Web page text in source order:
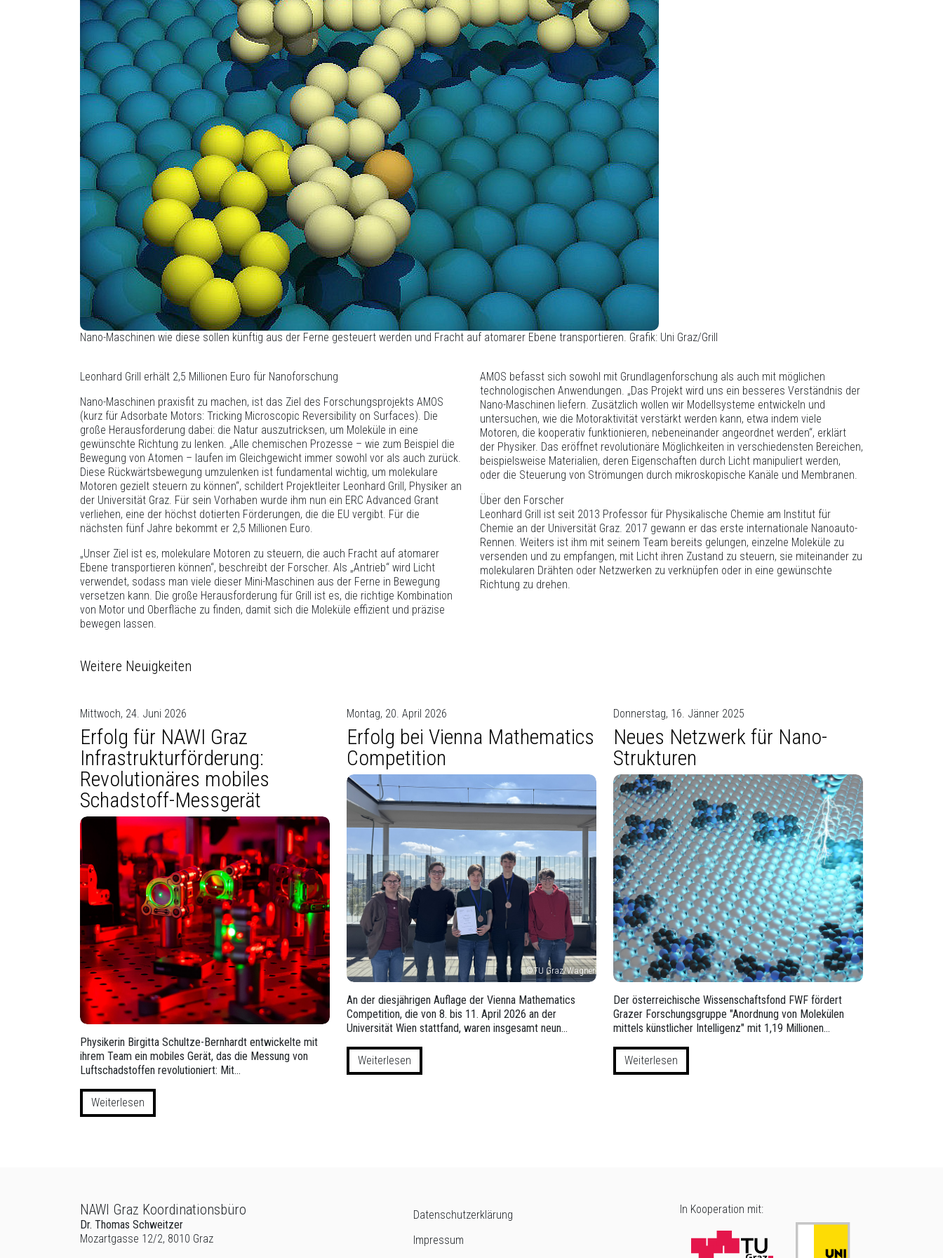
Nano-Maschinen wie diese sollen künftig aus der Ferne gesteuert werden und Fracht auf atomarer Ebene transportieren. Grafik: Uni Graz/Grill
Leonhard Grill erhält 2,5 Millionen Euro für Nanoforschung
Nano-Maschinen praxisfit zu machen, ist das Ziel des Forschungsprojekts AMOS
(kurz für Adsorbate Motors: Tricking Microscopic Reversibility on Surfaces). Die
große Herausforderung dabei: die Natur auszutricksen, um Moleküle in eine
gewünschte Richtung zu lenken. „Alle chemischen Prozesse – wie zum Beispiel die
Bewegung von Atomen – laufen im Gleichgewicht immer sowohl vor als auch zurück.
Diese Rückwärtsbewegung umzulenken ist fundamental wichtig, um molekulare
Motoren gezielt steuern zu können“, schildert Projektleiter Leonhard Grill, Physiker an
der Universität Graz. Für sein Vorhaben wurde ihm nun ein ERC Advanced Grant
verliehen, eine der höchst dotierten Förderungen, die die EU vergibt. Für die
nächsten fünf Jahre bekommt er 2,5 Millionen Euro.
„Unser Ziel ist es, molekulare Motoren zu steuern, die auch Fracht auf atomarer
Ebene transportieren können“, beschreibt der Forscher. Als „Antrieb“ wird Licht
verwendet, sodass man viele dieser Mini-Maschinen aus der Ferne in Bewegung
versetzen kann. Die große Herausforderung für Grill ist es, die richtige Kombination
von Motor und Oberfläche zu finden, damit sich die Moleküle effizient und präzise
bewegen lassen.
AMOS befasst sich sowohl mit Grundlagenforschung als auch mit möglichen
technologischen Anwendungen. „Das Projekt wird uns ein besseres Verständnis der
Nano-Maschinen liefern. Zusätzlich wollen wir Modellsysteme entwickeln und
untersuchen, wie die Motoraktivität verstärkt werden kann, etwa indem viele
Motoren, die kooperativ funktionieren, nebeneinander angeordnet werden“, erklärt
der Physiker. Das eröffnet revolutionäre Möglichkeiten in verschiedensten Bereichen,
beispielsweise Materialien, deren Eigenschaften durch Licht manipuliert werden,
oder die Steuerung von Strömungen durch mikroskopische Kanäle und Membranen.
Über den Forscher
Leonhard Grill ist seit 2013 Professor für Physikalische Chemie am Institut für
Chemie an der Universität Graz. 2017 gewann er das erste internationale Nanoauto-
Rennen. Weiters ist ihm mit seinem Team bereits gelungen, einzelne Moleküle zu
versenden und zu empfangen, mit Licht ihren Zustand zu steuern, sie miteinander zu
molekularen Drähten oder Netzwerken zu verknüpfen oder in eine gewünschte
Richtung zu drehen.
Weitere Neuigkeiten
Mittwoch, 24. Juni 2026
Erfolg für NAWI Graz
Infrastrukturförderung:
Revolutionäres mobiles
Schadstoff-Messgerät
Physikerin Birgitta Schultze-Bernhardt entwickelte mit
ihrem Team ein mobiles Gerät, das die Messung von
Luftschadstoffen revolutioniert: Mit…
Weiterlesen
Montag, 20. April 2026
Erfolg bei Vienna Mathematics
Competition
©TU Graz/Wagner
An der diesjährigen Auflage der Vienna Mathematics
Competition, die von 8. bis 11. April 2026 an der
Universität Wien stattfand, waren insgesamt neun…
Weiterlesen
Donnerstag, 16. Jänner 2025
Neues Netzwerk für Nano-
Strukturen
Der österreichische Wissenschaftsfond FWF fördert
Grazer Forschungsgruppe "Anordnung von Molekülen
mittels künstlicher Intelligenz" mit 1,19 Millionen…
Weiterlesen
Beginn des Seitenbereichs: Zusatzinformationen:
NAWI Graz Koordinationsbüro
Dr. Thomas Schweitzer
Mozartgasse 12/2, 8010 Graz
Datenschutzerklärung
Impressum
In Kooperation mit: